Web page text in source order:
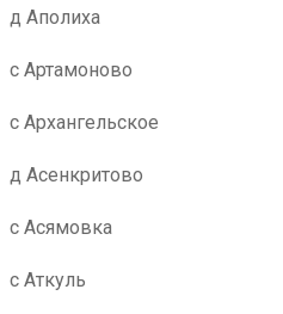
д Аполиха
с Артамоново
с Архангельское
д Асенкритово
с Асямовка
с Аткуль